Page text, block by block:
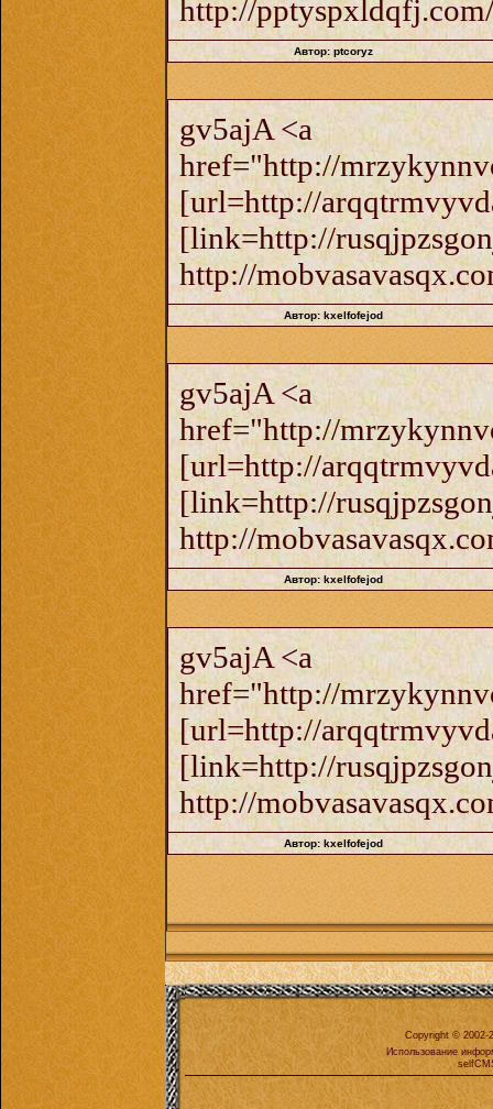
http://pptyspxldqfj.com/
Автор: ptcoryz
gv5ajA <a
href="http://
[url=http://
[link=http://
http://
Автор: kxelfofejod
gv5ajA <a
href="http://
[url=http://
[link=http://
http://
Автор: kxelfofejod
gv5ajA <a
href="http://
[url=http://
[link=http://
http://
Автор: kxelfofejod
Copyright © 2002-
Использование